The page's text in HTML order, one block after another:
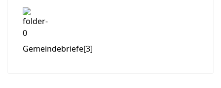
Gemeindebriefe[3]